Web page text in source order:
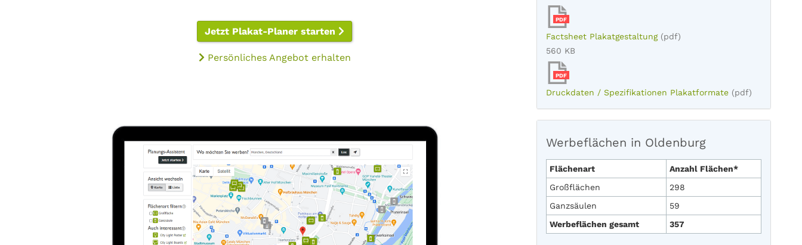
Jetzt Plakat-Planer starten
Persönliches Angebot erhalten
PDF
Factsheet Plakatgestaltung (pdf)
560 KB
PDF
Druckdaten / Spezifikationen Plakatformate (pdf)
Werbeflächen in Oldenburg
Flächenart
Anzahl Flächen*
Großflächen
298
Ganzsäulen
59
Werbeflächen gesamt
357